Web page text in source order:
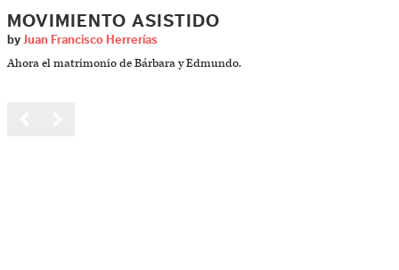
MOVIMIENTO ASISTIDO
by Juan Francisco Herrerías
Ahora el matrimonio de Bárbara y Edmundo.